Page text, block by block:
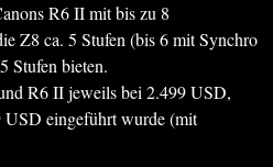
R6 II mit bis zu 8
Z8 ca. 5 Stufen (bis 6 mit Synchro
Stufen bieten.
R6 II jeweils bei 2.499 USD,
eingeführt wurde (mit